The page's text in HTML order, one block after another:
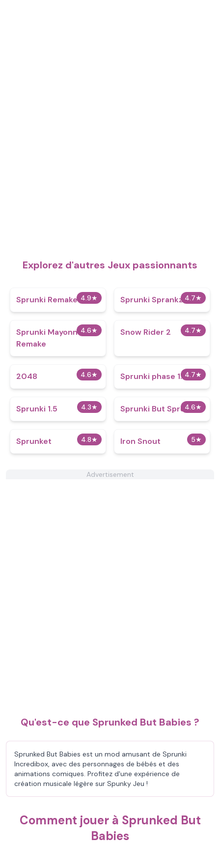
Explorez d'autres Jeux passionnants
4.9★
Sprunki Remake 5.0 4.7★
Sprunki Sprankzed
4.6★
Sprunki Mayonnaise
Remake
4.7★
Snow Rider 2
4.6★
2048 4.7★
Sprunki phase 1.7
4.3★
Sprunki 1.5 4.6★
Sprunki But Spruced
4.8★
Sprunket 5★
Iron Snout
Advertisement
Qu'est-ce que Sprunked But Babies ?
Sprunked But Babies est un mod amusant de Sprunki
Incredibox, avec des personnages de bébés et des
animations comiques. Profitez d'une expérience de
création musicale légère sur Spunky Jeu !
Comment jouer à Sprunked But
Babies